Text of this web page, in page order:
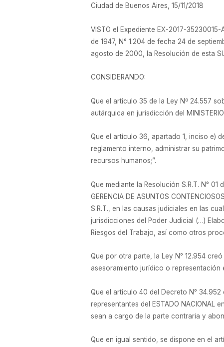
Ciudad de Buenos Aires, 15/11/2018
VISTO el Expediente EX-2017-
de 1947, N° 1.204 de fecha 24 de
agosto de 2000, la Resolución de esta
CONSIDERANDO:
Que el artículo 35 de la Ley Nº 24.557
autárquica en jurisdicción del
Que el artículo 36, apartado 1, inciso e)
reglamento interno, administrar su
recursos humanos;”.
Que mediante la Resolución S.R.T. N°
GERENCIA DE ASUNTOS
S.R.T., en las causas judiciales en las
jurisdicciones del Poder Judicial (…)
Riesgos del Trabajo, así como otros
Que por otra parte, la Ley N° 12.954
asesoramiento jurídico o representación
Que el artículo 40 del Decreto N°
representantes del ESTADO
sean a cargo de la parte contraria y
Que en igual sentido, se dispone en el